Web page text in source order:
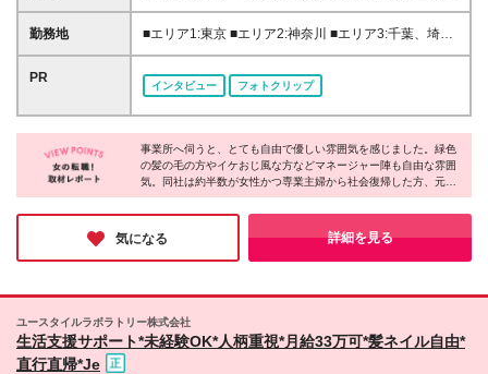
【一部エリアは日勤のみの勤務も可能！】 日勤のみ
勤務の給与額は以下です。 募集エリアにより給与が
東京:月給29万円～30万円 神奈川:月給27万円～28万
越、静岡、岐阜、岡山:月給25万円～26万円 山形:月給
24万円～25万円
1:月給33万円～45万円 ■エリア2:月給32万円～45万円
■エリア3:月給31万円～45万円 ■エリア4,5:月給30万
細欄をご確認下さい。 ※試用期間2カ月(同条件) ※残
住支援特別手当:月2万円(東京・神奈川一部) ■夜勤手
当:1回5千円(※月16回で8万) ・初期費用会社負担等の
移住支援、UIターン転勤希望者への1年間支援あり 全
す。 ITでムダを徹底削減し社員へ還元しています。
勤務地
■エリア1:東京 ■エリア2:神奈川 ■エリア3:千葉、埼
玉、愛知、大阪、兵庫 ■エリア4:滋賀、京都、広島、
福岡 ■エリア5:北海道、宮城、福島、茨城、栃木、群
馬、新潟、富山、山梨、長野、岐阜、静岡、三重、奈
良、和歌山、岡山、山口、香川、徳島、長崎 ■エリア
6:青森、岩手、秋田、山形、愛媛、高知、佐賀、熊
本、大分、宮崎、鹿児島、沖縄 ★転勤を伴う異動な
し ★基本的に直行直帰です。 ★希望によって配属を
決定致します。 ★上京・UIターン移住支援あり 神奈
川、山梨、三重、滋賀は無料の社員寮もあり！ ★特
に沖縄・宮崎・香川では積極採用中！ ★オープニン
グスタッフ募集もあり！ 詳細勤務地は、応募・選考
勤務地
PR
インタビュー フォトクリップ
事業所へ伺うと、とても自由で優しい雰囲気を感じました。緑色
の髪の毛の方やイケおじ風な方などマネージャー陣も自由な雰囲
気。同社は約半数が女性かつ専業主婦から社会復帰した方、元フ
リーターなど20～60代まで幅広い年代の方が活躍しています。一
人ひとり働き方を柔軟に調整したり、本人の適性や頑張りで昇
給・昇格を目指せる体制を整えたりと、長く働ける制度が充実！
未経験から理想のキャリアを叶えられるのが魅力です♪
気になる 詳細を見る
ユースタイルラボラトリー株式会社
生活支援サポート*未経験OK*人柄重視*月給33万可*髪ネイル自由*
直行直帰*Je